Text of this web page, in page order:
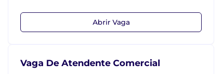
Abrir Vaga
Vaga De Atendente Comercial